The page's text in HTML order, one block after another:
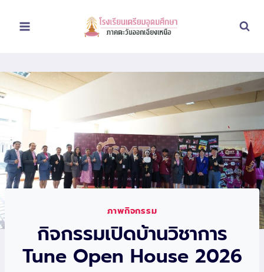
ภาพกิจกรรม
กิจกรรมเปิดบ้านวิชาการ
Tune Open House 2026